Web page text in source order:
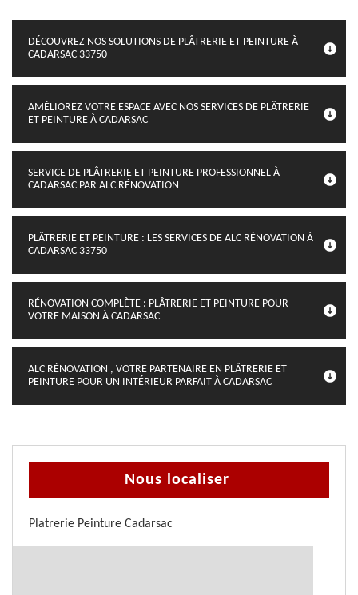
DÉCOUVREZ NOS SOLUTIONS DE PLÂTRERIE ET PEINTURE À
CADARSAC 33750
AMÉLIOREZ VOTRE ESPACE AVEC NOS SERVICES DE PLÂTRERIE
ET PEINTURE À CADARSAC
SERVICE DE PLÂTRERIE ET PEINTURE PROFESSIONNEL À
CADARSAC PAR ALC RÉNOVATION
PLÂTRERIE ET PEINTURE : LES SERVICES DE ALC RÉNOVATION À
CADARSAC 33750
RÉNOVATION COMPLÈTE : PLÂTRERIE ET PEINTURE POUR
VOTRE MAISON À CADARSAC
ALC RÉNOVATION , VOTRE PARTENAIRE EN PLÂTRERIE ET
PEINTURE POUR UN INTÉRIEUR PARFAIT À CADARSAC
Nous localiser
Platrerie Peinture Cadarsac